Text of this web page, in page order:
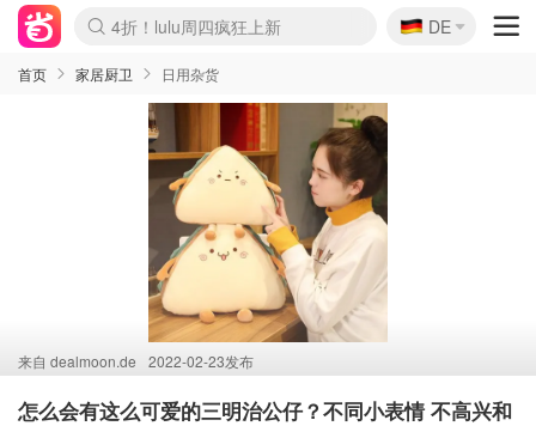
Boticinal 夏促开抢！
4折！lulu周四疯狂上新
还没结束！&OtherStories大促
Joybuy变相75折 随时失效
速领！Stanley独家85折
疑似霸哥！Camper额外叠85折
Zalando 奥莱闪促！每日更新
Moncler反季囤！5折起+叠9折
Coach Brooklyn仅€192
🇩🇪
DE
首页 家居厨卫 日用杂货
来自 dealmoon.de 2022-02-23发布
怎么会有这么可爱的三明治公仔？不同小表情 不高兴和